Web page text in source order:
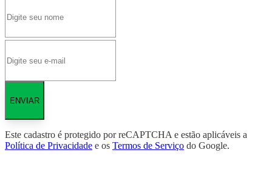
ENVIAR
Este cadastro é protegido por reCAPTCHA e estão aplicáveis a
Política de Privacidade e os Termos de Serviço do Google.